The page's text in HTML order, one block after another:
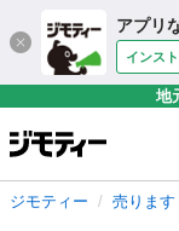
アプリ
インス
地
ジモティー 売ります